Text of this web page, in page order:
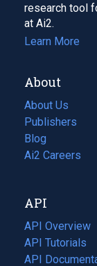
research tool
at Ai2.
Learn More
About
About Us
Publishers
Blog
(opens
in
tab)
Ai2 Careers
(opens
new
tab)
API
API Overview
API Tutorials
API
(opens